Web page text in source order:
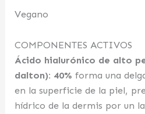
Vegano
COMPONENTES ACTIVOS
Ácido hialurónico de alto
dalton): 40% forma una
en la superficie de la piel,
hídrico de la dermis por un